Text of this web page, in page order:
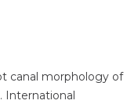
canal morphology of
International